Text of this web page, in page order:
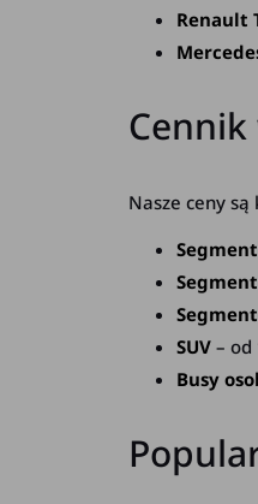
Renault
Nasze ceny
SUV – od
Busy